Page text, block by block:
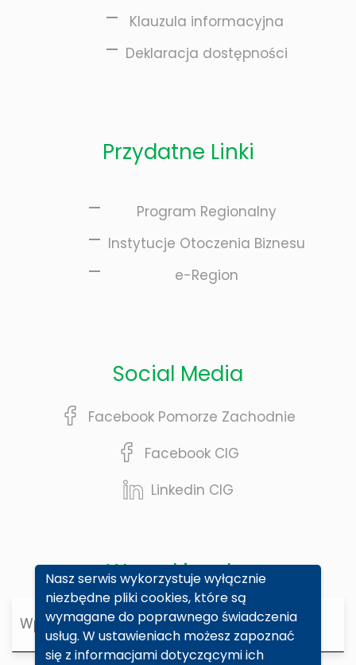
Nasz serwis wykorzystuje wyłącznie
niezbędne pliki cookies, które są
wymagane do poprawnego świadczenia
usług. W ustawieniach możesz zapoznać
się z informacjami dotyczącymi ich
Klauzula informacyjna
Deklaracja dostępności
Przydatne Linki
Program Regionalny
Instytucje Otoczenia Biznesu
e-Region
Social Media
Facebook Pomorze Zachodnie
Facebook CIG
Linkedin CIG
Wyszukiwarka
Wyszukiwarka